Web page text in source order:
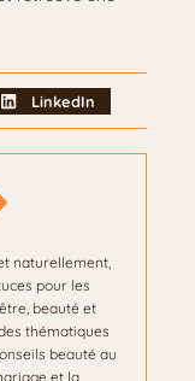
LinkedIn
naturellement,
pour les
beauté et
thématiques
beauté au
et la